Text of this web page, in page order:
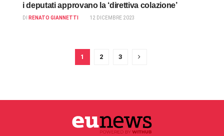
i deputati approvano la ‘direttiva colazione’
DI RENATO GIANNETTI 12 DICEMBRE 2023
1 2 3